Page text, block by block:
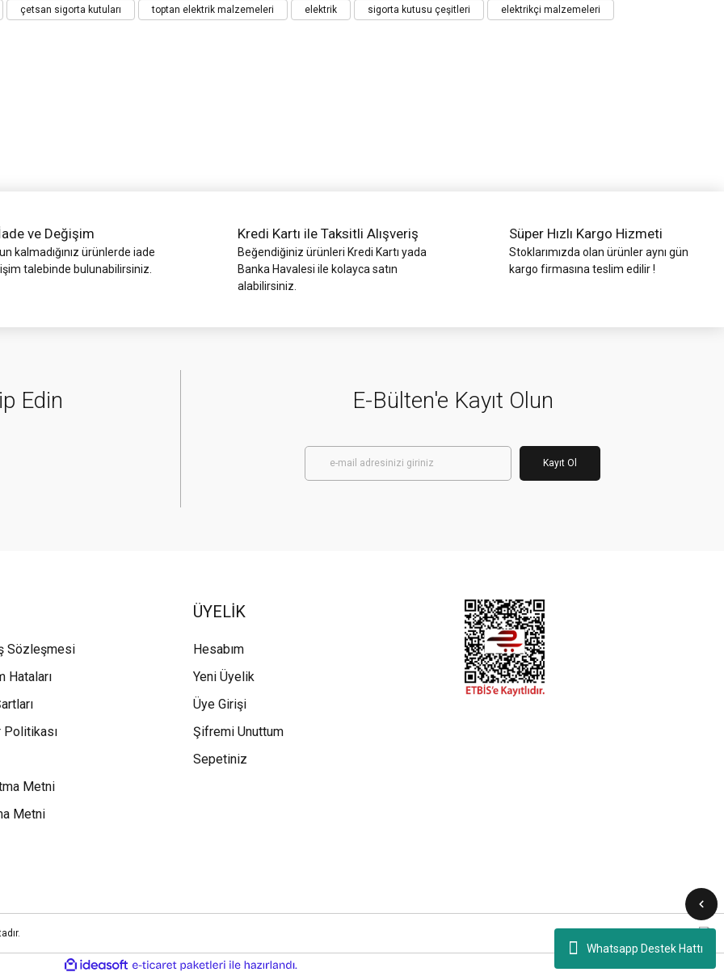
Whatsapp Destek Hattı
Bu ürüne ilk yorumu siz yapın!
çetsan sigorta kutuları toptan elektrik malzemeleri elektrik sigorta kutusu çeşitleri elektrikçi malzemeleri
ve Değişim
kalmadığınız ürünlerde iade
talebinde bulunabilirsiniz.
Kredi Kartı ile Taksitli Alışveriş
Beğendiğiniz ürünleri Kredi Kartı yada
Banka Havalesi ile kolayca satın
alabilirsiniz.
Süper Hızlı Kargo Hizmeti
Stoklarımızda olan ürünler aynı gün
kargo firmasına teslim edilir !
Edin E-Bülten'e Kayıt Olun
Kayıt Ol
Sözleşmesi
Hataları
Metni
Metni
ÜYELİK
Hesabım
Yeni Üyelik
Üye Girişi
Şifremi Unuttum
Sepetiniz
ideasoft e-